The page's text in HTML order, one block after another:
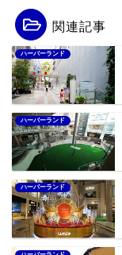
関連記事
ハーバーランド
ハーバーランド
ハーバーランド